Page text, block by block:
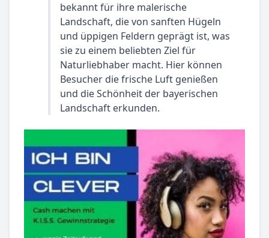
bekannt für ihre malerische
Landschaft, die von sanften Hügeln
und üppigen Feldern geprägt ist, was
sie zu einem beliebten Ziel für
Naturliebhaber macht. Hier können
Besucher die frische Luft genießen
und die Schönheit der bayerischen
Landschaft erkunden.